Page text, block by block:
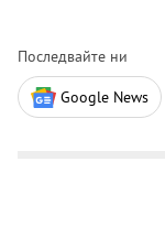
Последвайте ни
Google News